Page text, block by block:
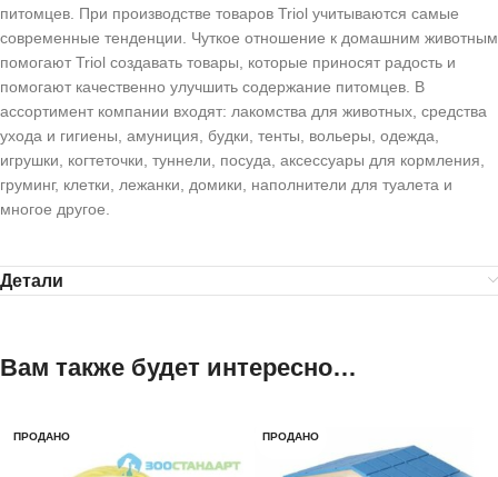
питомцев. При производстве товаров Triol учитываются самые
современные тенденции. Чуткое отношение к домашним животным
помогают Triol создавать товары, которые приносят радость и
помогают качественно улучшить содержание питомцев. В
ассортимент компании входят: лакомства для животных, средства
ухода и гигиены, амуниция, будки, тенты, вольеры, одежда,
игрушки, когтеточки, туннели, посуда, аксессуары для кормления,
груминг, клетки, лежанки, домики, наполнители для туалета и
многое другое.
Детали
Вам также будет интересно…
ПРОДАНО ПРОДАНО